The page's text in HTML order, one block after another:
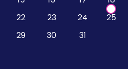
22
23 24 25
29
30 31